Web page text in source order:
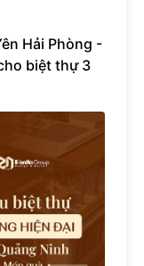
Hải Phòng -
biệt thự 3